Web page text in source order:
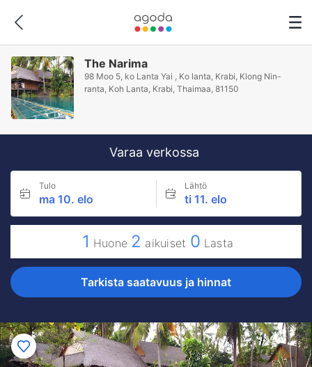
The Narima
98 Moo 5, ko Lanta Yai , Ko lanta, Krabi, Klong Nin-
ranta, Koh Lanta, Krabi, Thaimaa, 81150
Varaa verkossa
Tulo
ma 10. elo
Lähtö
ti 11. elo
1 Huone 2 aikuiset 0 Lasta
Tarkista saatavuus ja hinnat